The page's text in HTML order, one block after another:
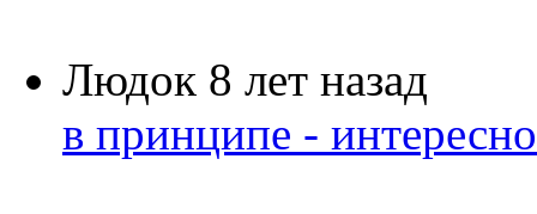
Людок 8 лет назад
в принципе -